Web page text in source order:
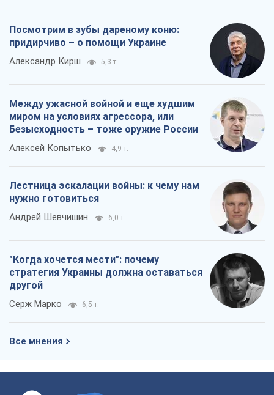
Посмотрим в зубы дареному коню:
придирчиво – о помощи Украине
Александр Кирш 5,3 т.
Между ужасной войной и еще худшим
миром на условиях агрессора, или
Безысходность – тоже оружие России
Алексей Копытько 4,9 т.
Лестница эскалации войны: к чему нам
нужно готовиться
Андрей Шевчишин 6,0 т.
"Когда хочется мести": почему
стратегия Украины должна оставаться
другой
Серж Марко 6,5 т.
Все мнения